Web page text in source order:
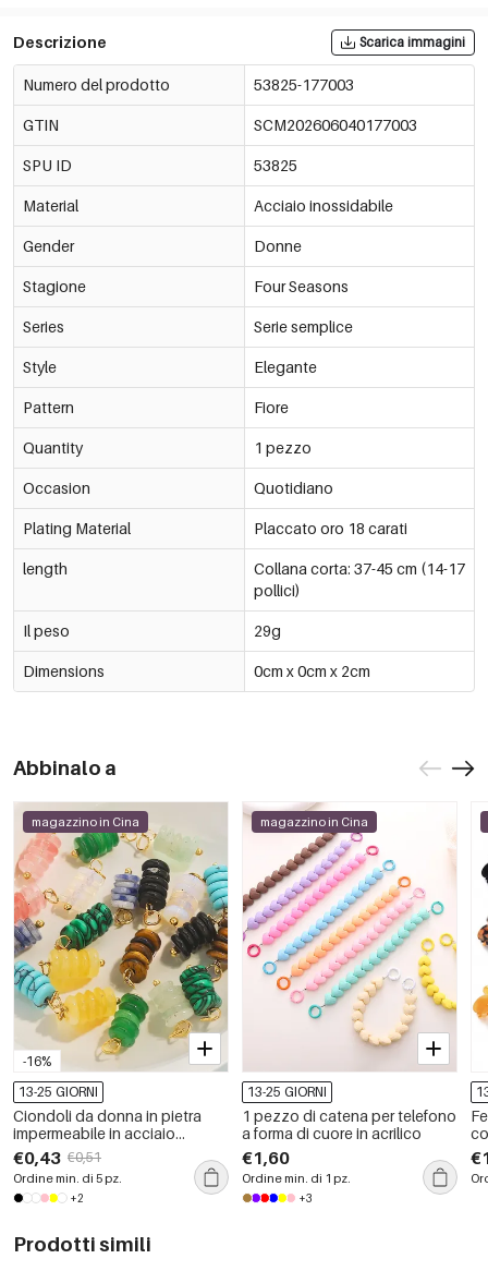
Descrizione Scarica immagini
Numero del prodotto 53825-177003
GTIN SCM202606040177003
SPU ID 53825
Material Acciaio inossidabile
Gender Donne
Stagione Four Seasons
Series Serie semplice
Style Elegante
Pattern Fiore
Quantity 1 pezzo
Occasion Quotidiano
Plating Material Placcato oro 18 carati
length
Collana corta: 37-45 cm (14-17
pollici)
Il peso 29g
Dimensions 0cm x 0cm x 2cm
Abbinalo a
-16%
magazzino in Cina
13-25 GIORNI
Ciondoli da donna in pietra
impermeabile in acciaio
inossidabile con perline
naturali
€0,43 €0,51
Ordine min. di 5 pz.
+2
magazzino in Cina
13-25 GIORNI
1 pezzo di catena per telefono
a forma di cuore in acrilico
€1,60
Ordine min. di 1 pz.
+3
Prodotti simili